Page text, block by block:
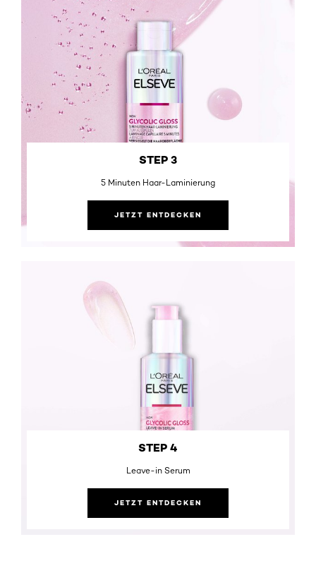
STEP 3
5 Minuten Haar-Laminierung
JETZT ENTDECKEN
STEP 4
Leave-in Serum
JETZT ENTDECKEN